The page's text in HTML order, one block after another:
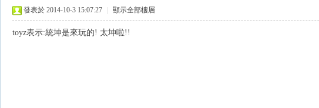
發表於 2014-10-3 15:07:27 顯示全部樓層
toyz表示:統坤是來玩的! 太坤啦!!